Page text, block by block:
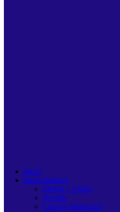
Inicio
Municipalidad
Misión y Visión
Alcalde
Concejo Municipal